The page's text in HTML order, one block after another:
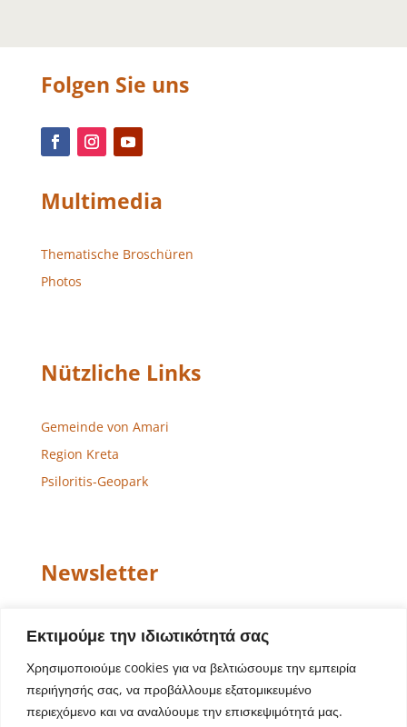
Εκτιμούμε την ιδιωτικότητά σας
Χρησιμοποιούμε cookies για να βελτιώσουμε την εμπειρία
περιήγησής σας, να προβάλλουμε εξατομικευμένο
περιεχόμενο και να αναλύουμε την επισκεψιμότητά μας.
Folgen Sie uns
Multimedia
Thematische Broschüren
Photos
Nützliche Links
Gemeinde von Amari
Region Kreta
Psiloritis-Geopark
Newsletter